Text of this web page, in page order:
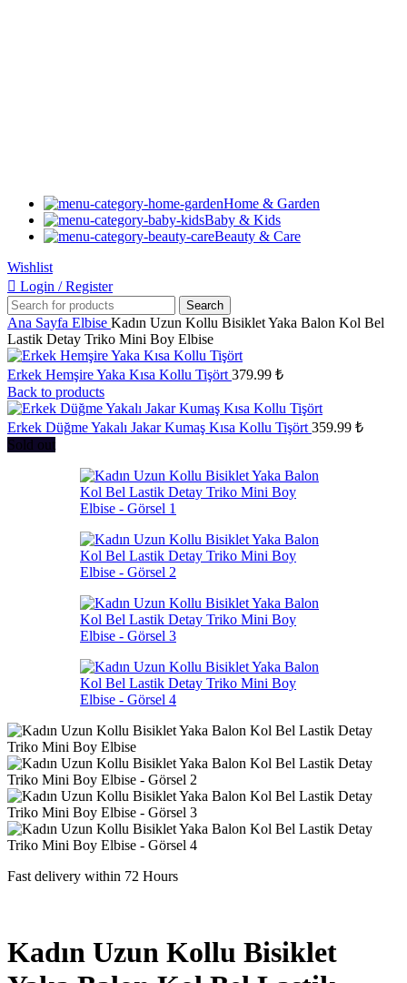
Home & Garden
Baby & Kids
Beauty & Care
Wishlist
Login / Register
Search
Ana Sayfa Elbise Kadın Uzun Kollu Bisiklet Yaka Balon Kol Bel
Lastik Detay Triko Mini Boy Elbise
Erkek Hemşire Yaka Kısa Kollu Tişört 379.99 ₺
Back to products
Erkek Düğme Yakalı Jakar Kumaş Kısa Kollu Tişört 359.99 ₺
Sold out
Fast delivery within 72 Hours
Kadın Uzun Kollu Bisiklet